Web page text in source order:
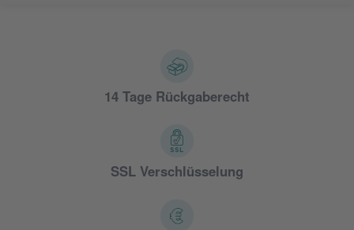
14 Tage Rückgaberecht
SSL Verschlüsselung